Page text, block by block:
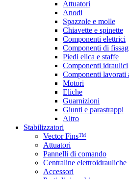
Attuatori
Anodi
Spazzole e molle
Chiavette e spinette
Componenti elettrici
Componenti di
Piedi elica e staffe
Componenti idraulici
Componenti lavorati
Motori
Eliche
Guarnizioni
Giunti e parastrappi
Altro
Stabilizzatori
Vector Fins™
Attuatori
Pannelli di comando
Centraline elettroidrauliche
Accessori